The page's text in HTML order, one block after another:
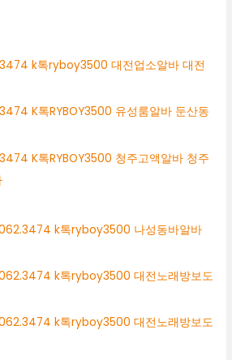
k톡ryboy3500 대전업소알바 대전
K톡RYBOY3500 유성룸알바 둔산동
K톡RYBOY3500 청주고액알바 청주
k톡ryboy3500 나성동바알바
k톡ryboy3500 대전노래방보도
k톡ryboy3500 대전노래방보도